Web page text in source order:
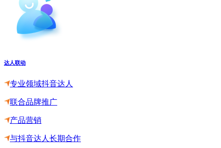
达人联动
专业领域抖音达人
联合品牌推广
产品营销
与抖音达人长期合作